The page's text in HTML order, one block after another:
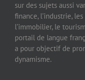
sur des sujets aussi
finance, l’industrie,
l’immobilier, le
portail de langue
a pour objectif de
dynamisme.